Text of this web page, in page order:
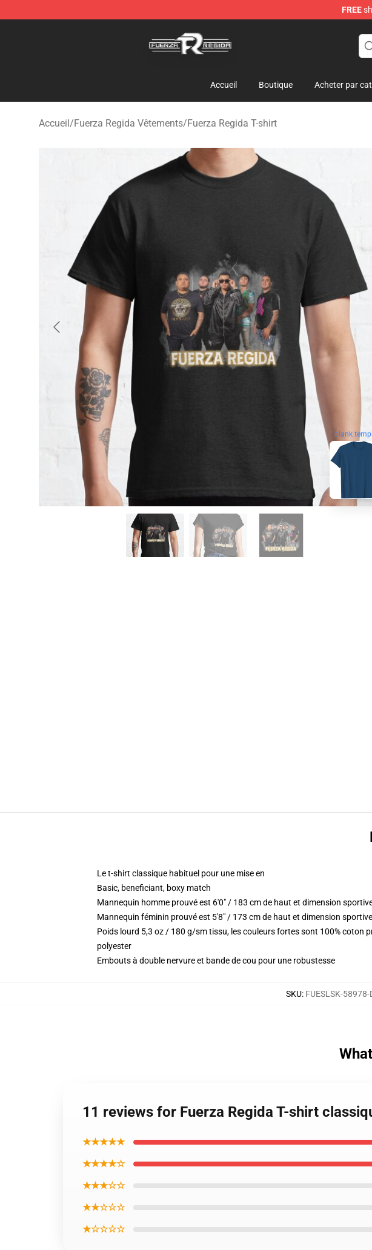
FREE
Accueil Boutique Acheter par
Accueil/Fuerza Regida Vêtements/Fuerza Regida T-shirt
blank
Le t-shirt classique habituel pour une mise en
Basic, beneficiant, boxy match
Mannequin homme prouvé est 6'0" / 183 cm de haut et dimension
Mannequin féminin prouvé est 5'8" / 173 cm de haut et dimension
Poids lourd 5,3 oz / 180 g/sm tissu, les couleurs fortes sont 100% coton
polyester
Embouts à double nervure et bande de cou pour une robustesse
SKU: FUESLSK-58978-
11 reviews for Fuerza Regida T-shirt
★★★★★
★★★★☆
★★★☆☆
★★☆☆☆
★☆☆☆☆